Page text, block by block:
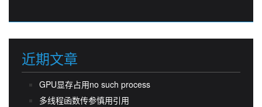
近期文章
GPU显存占用no such process
多线程函数传参慎用引用